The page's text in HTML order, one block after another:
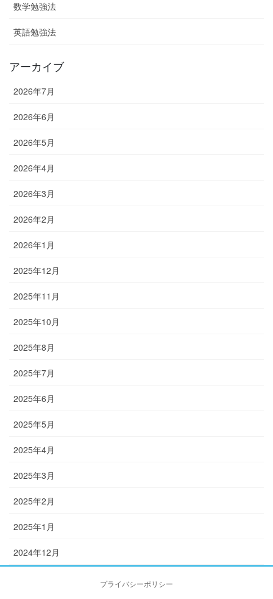
数学勉強法
英語勉強法
アーカイブ
2026年7月
2026年6月
2026年5月
2026年4月
2026年3月
2026年2月
2026年1月
2025年12月
2025年11月
2025年10月
2025年8月
2025年7月
2025年6月
2025年5月
2025年4月
2025年3月
2025年2月
2025年1月
2024年12月
プライバシーポリシー